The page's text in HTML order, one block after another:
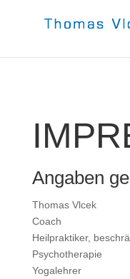
Angaben
Thomas Vlcek
Coach
Heilpraktiker,
Psychotherapie
Yogalehrer